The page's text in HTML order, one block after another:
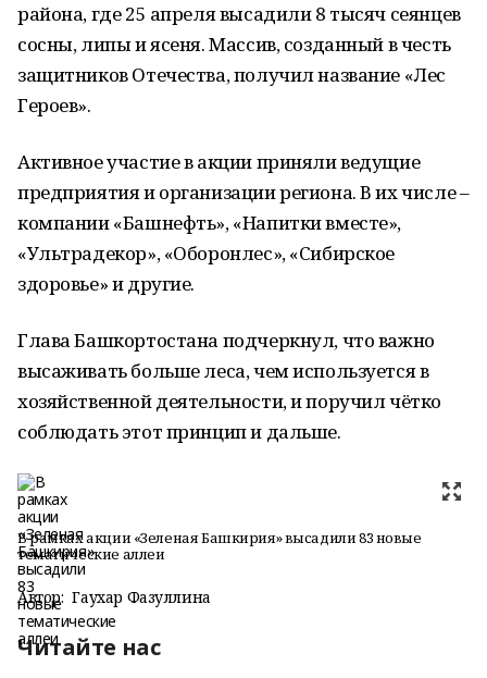
района, где 25 апреля высадили 8 тысяч сеянцев
сосны, липы и ясеня. Массив, созданный в честь
защитников Отечества, получил название «Лес
Героев».
Активное участие в акции приняли ведущие
предприятия и организации региона. В их числе –
компании «Башнефть», «Напитки вместе»,
«Ультрадекор», «Оборонлес», «Сибирское
здоровье» и другие.
Глава Башкортостана подчеркнул, что важно
высаживать больше леса, чем используется в
хозяйственной деятельности, и поручил чётко
соблюдать этот принцип и дальше.
В рамках акции «Зеленая Башкирия» высадили 83 новые
тематические аллеи
Автор: Гаухар Фазуллина
Читайте нас